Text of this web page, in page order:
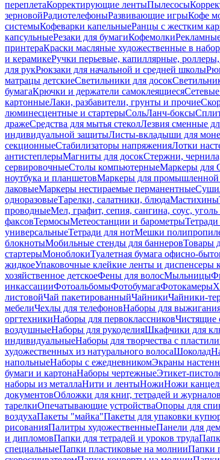
переплетаКорректирующие лентыПылесосы
зерновойРадиотелефоныРазвивающие игрыКофе
системыКофеварки капельныеРанцы с жестким
капсульныеРезаки для бумагиКофемолки
принтераКраски масляные художественные в
и керамикеРучки перьевые, капиллярные,
для рукРюкзаки для начальной и средней школы
матрацы детскиеСветильники для досок
бумагаКрючки и держатели самоклеящиеся
картонныеЛаки, разбавители, грунты и прочие
люминесцентные и стартерыСольЛанч-боксы
дражеСредства для мытья стеколЛезвия сменные
индивидуальной защитыЛисты-вкладыши для
секционныеСтабилизаторы напряженияЛотки
антистеплерыМагниты для досокСтержни,
сервировочныеСтолы компьютерныеМаркеры для
ноутбука и планшетовМаркеры для промышленной
лаковыеМаркеры нестираемые перманентные
одноразовыеТарелки, салатники, блюдаМастихины
проводныеМел, графит, сепия, сангина, соус,
факсовТермосыМетеостанции и барометры
универсальныеТетради для нотМешки
блокнотыМобильные стенды для баннеровТовары
стартерыМоноблокиТуалетная бумага офисно-
жидкоеУпаковочные клейкие ленты и диспенсеры
хозяйственное детскоеФены для волосМыльницы
инкассацииФотоальбомыФотобумагаФотокамеры
листовойЧай пакетированныйЧайникиЧайники-
мебелиЧехлы для телефоновНаборы для
оргтехникиНаборы для первоклассниковЧистящие
воздушныеНаборы для рукоделияШкафчики для
индивидуальныеНаборы для творчества с
художественных из натурального волосаШоколад
напольныеНаборы с ежедневникомЭкраны
бумаги и картонаНаборы чертежныеЭтикет-
наборы из металлаНити и лентыНожиНожи
документовОбложки для книг, тетрадей и журналов
тарелкиОпечатывающие устройстваОпоры для
воздухаПакеты "майка"Пакеты для упаковки
рисованияПалитры художественныеПанели для
и дипломовПапки для тетрадей и уроков труда
специальныеПапки пластиковые на молнииПапки